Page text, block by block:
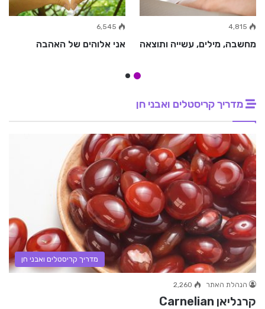
4,815
מחשבה, מילים, עשייה ותוצאה
6,545
אני אלוהים של האהבה
מדריך קריסטלים ואבני חן
מדריך קריסטלים ואבני חן
הנהלת האתר 2,260
קרנליאן Carnelian